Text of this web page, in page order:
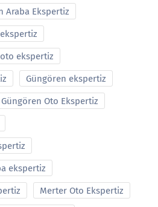
Araba Ekspertiz
ekspertiz
Güngören ekspertiz
Güngören Oto Ekspertiz
ekspertiz
Merter Oto Ekspertiz